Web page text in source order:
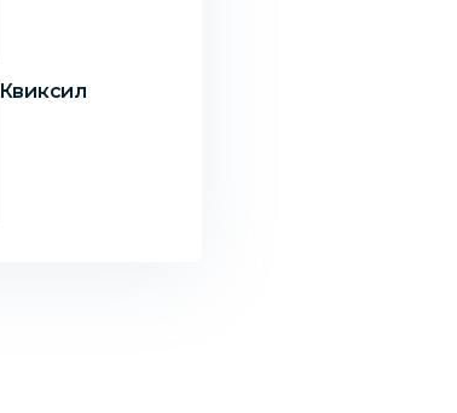
Квиксил